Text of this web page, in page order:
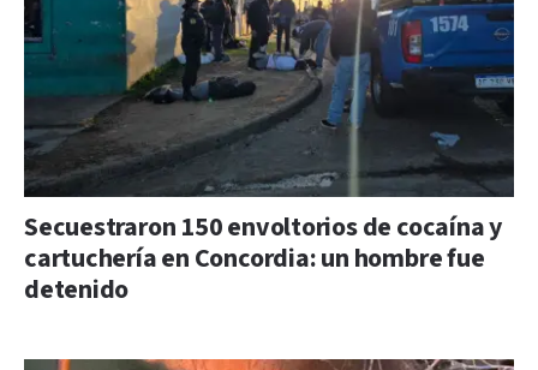
Secuestraron 150 envoltorios de cocaína y
cartuchería en Concordia: un hombre fue
detenido